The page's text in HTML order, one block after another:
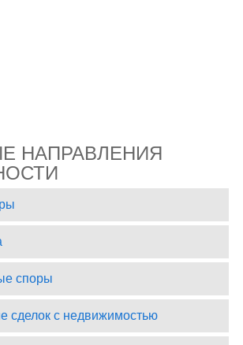
НАПРАВЛЕНИЯ
споры
сделок с недвижимостью